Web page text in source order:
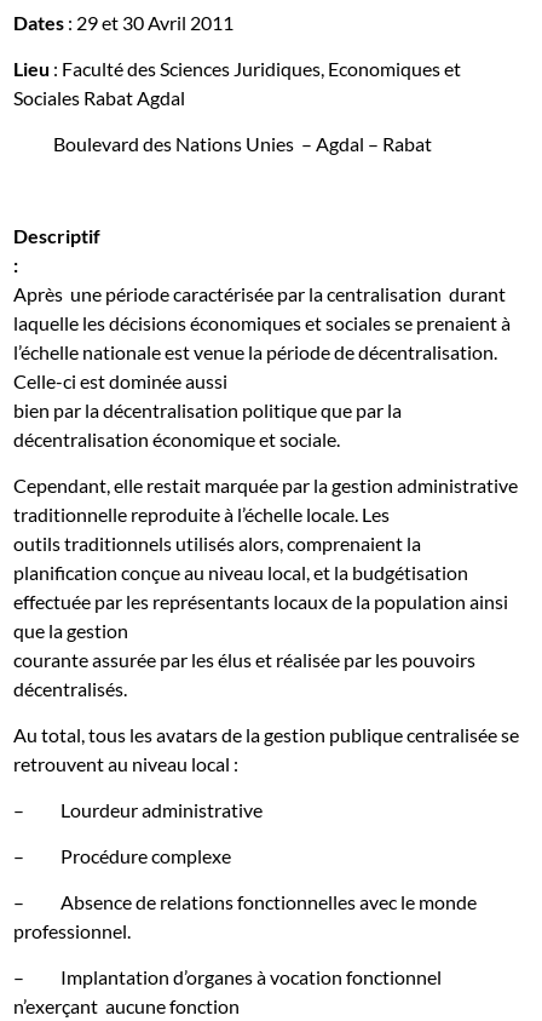
Dates : 29 et 30 Avril 2011
Lieu : Faculté des Sciences Juridiques, Economiques et
Sociales Rabat Agdal
Boulevard des Nations Unies – Agdal – Rabat
Descriptif
:
Après une période caractérisée par la centralisation durant
laquelle les décisions économiques et sociales se prenaient à
l’échelle nationale est venue la période de décentralisation.
Celle-ci est dominée aussi
bien par la décentralisation politique que par la
décentralisation économique et sociale.
Cependant, elle restait marquée par la gestion administrative
traditionnelle reproduite à l’échelle locale. Les
outils traditionnels utilisés alors, comprenaient la
planification conçue au niveau local, et la budgétisation
effectuée par les représentants locaux de la population ainsi
que la gestion
courante assurée par les élus et réalisée par les pouvoirs
décentralisés.
Au total, tous les avatars de la gestion publique centralisée se
retrouvent au niveau local :
–
Lourdeur administrative
–
Procédure complexe
–
Absence de relations fonctionnelles avec le monde
professionnel.
–
Implantation d’organes à vocation fonctionnel
n’exerçant aucune fonction